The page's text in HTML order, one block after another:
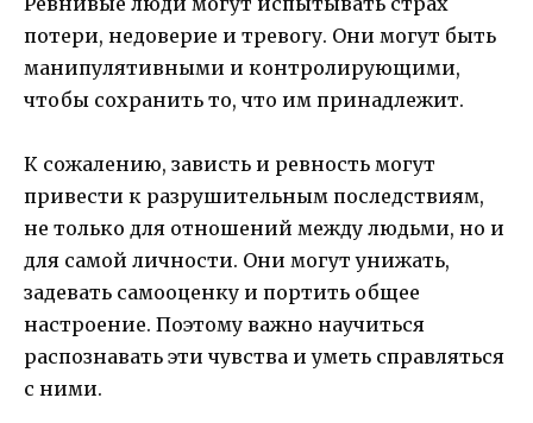
потери, недоверие и тревогу. Они могут быть
манипулятивными и контролирующими,
чтобы сохранить то, что им принадлежит.
К сожалению, зависть и ревность могут
привести к разрушительным последствиям,
не только для отношений между людьми, но и
для самой личности. Они могут унижать,
задевать самооценку и портить общее
настроение. Поэтому важно научиться
распознавать эти чувства и уметь справляться
с ними.